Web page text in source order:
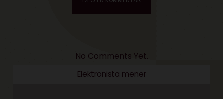
No Comments Yet.
Elektronista mener